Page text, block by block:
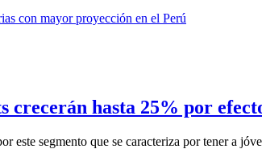
crecerán hasta 25% por
este segmento que se caracteriza por tener a